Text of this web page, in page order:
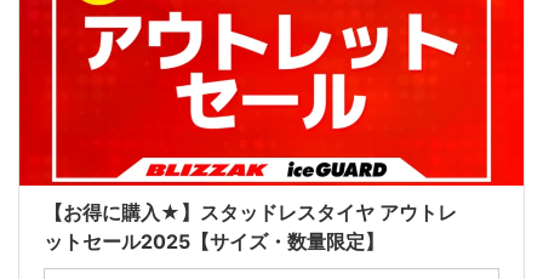
【お得に購入★】スタッドレスタイヤ アウトレ
ットセール2025【サイズ・数量限定】